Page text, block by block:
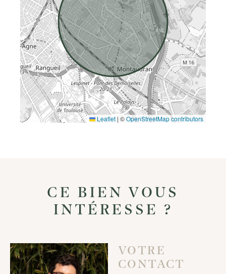
Leaflet | ©OpenStreetMap contributors
CE BIEN VOUS
INTÉRESSE ?
VOTRE
CONTACT